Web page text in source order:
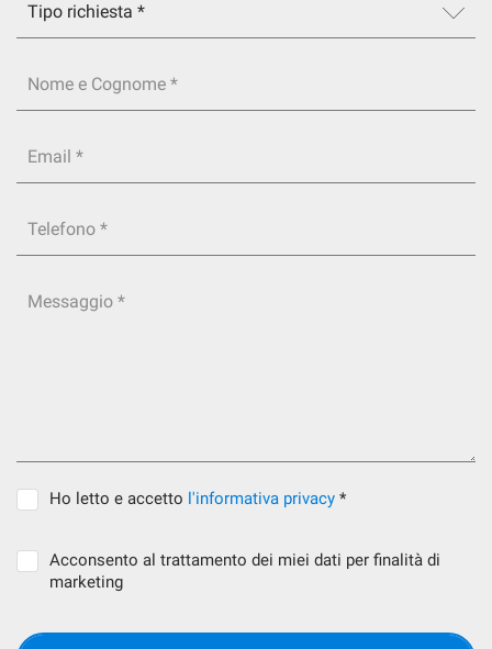
Nome e Cognome *
Email *
Telefono *
Messaggio *
Ho letto e accetto l'informativa privacy *
Acconsento al trattamento dei miei dati per finalità di
marketing